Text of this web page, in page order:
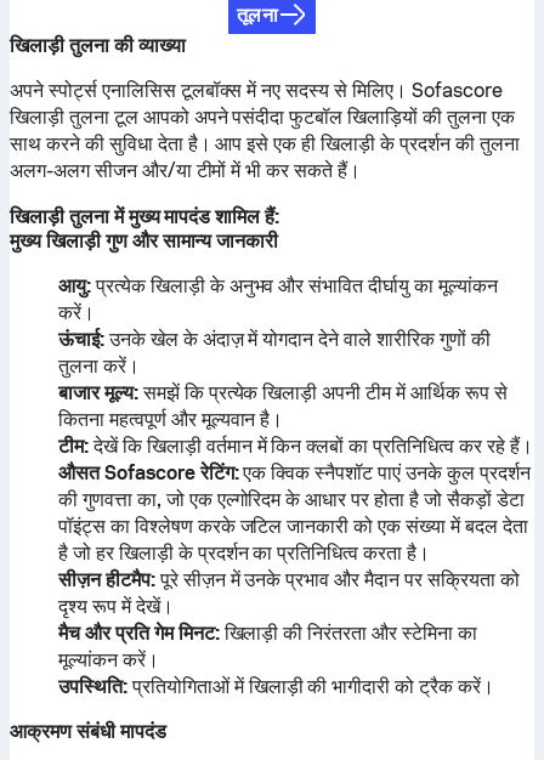
तूलना
खिलाड़ी तुलना की व्याख्या
अपने स्पोर्ट्स एनालिसिस टूलबॉक्स में नए सदस्य से मिलिए। Sofascore
खिलाड़ी तुलना टूल आपको अपने पसंदीदा फुटबॉल खिलाड़ियों की तुलना एक
साथ करने की सुविधा देता है। आप इसे एक ही खिलाड़ी के प्रदर्शन की तुलना
अलग-अलग सीजन और/या टीमों में भी कर सकते हैं।
खिलाड़ी तुलना में मुख्य मापदंड शामिल हैं:
मुख्य खिलाड़ी गुण और सामान्य जानकारी
आयु:प्रत्येक खिलाड़ी के अनुभव और संभावित दीर्घायु का मूल्यांकन
करें।
ऊंचाई:उनके खेल के अंदाज़ में योगदान देने वाले शारीरिक गुणों की
तुलना करें।
बाजार मूल्य:समझें कि प्रत्येक खिलाड़ी अपनी टीम में आर्थिक रूप से
कितना महत्वपूर्ण और मूल्यवान है।
टीम:देखें कि खिलाड़ी वर्तमान में किन क्लबों का प्रतिनिधित्व कर रहे हैं।
औसत Sofascore रेटिंग:एक क्विक स्नैपशॉट पाएं उनके कुल प्रदर्शन
की गुणवत्ता का, जो एक एल्गोरिदम के आधार पर होता है जो सैकड़ों डेटा
पॉइंट्स का विश्लेषण करके जटिल जानकारी को एक संख्या में बदल देता
है जो हर खिलाड़ी के प्रदर्शन का प्रतिनिधित्व करता है।
सीज़न हीटमैप:पूरे सीज़न में उनके प्रभाव और मैदान पर सक्रियता को
दृश्य रूप में देखें।
मैच और प्रति गेम मिनट:खिलाड़ी की निरंतरता और स्टेमिना का
मूल्यांकन करें।
उपस्थिति:प्रतियोगिताओं में खिलाड़ी की भागीदारी को ट्रैक करें।
आक्रमण संबंधी मापदंड